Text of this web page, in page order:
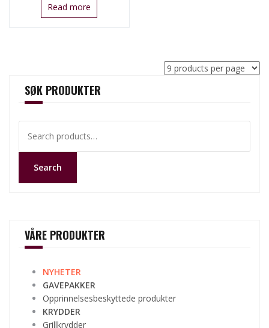
Read more
SØK PRODUKTER
for:
Search
VÅRE PRODUKTER
NYHETER
GAVEPAKKER
Opprinnelsesbeskyttede produkter
KRYDDER
Grillkrydder